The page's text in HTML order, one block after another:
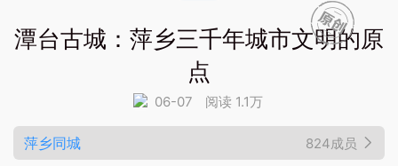
潭台古城：萍乡三千年城市文明的原
点
06-07 阅读 1.1万
萍乡同城 824成员